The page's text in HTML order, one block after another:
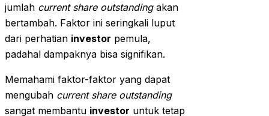
jumlah current share outstandingakan
bertambah. Faktor ini seringkali luput
dari perhatian investor pemula,
padahal dampaknya bisa signifikan.
Memahami faktor-faktor yang dapat
mengubah current share outstanding
sangat membantu investor untuk tetap